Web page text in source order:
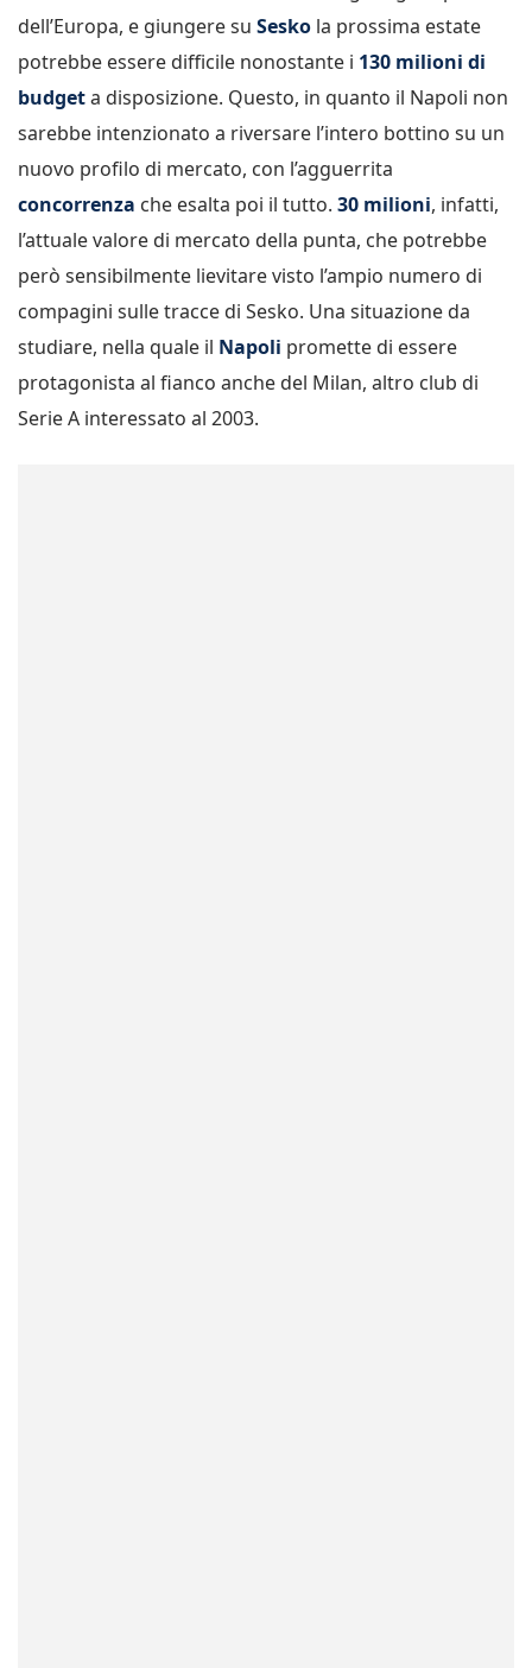
dell’Europa, e giungere su Sesko la prossima estate
potrebbe essere difficile nonostante i 130 milioni di
budgeta disposizione. Questo, in quanto il Napoli non
sarebbe intenzionato a riversare l’intero bottino su un
nuovo profilo di mercato, con l’agguerrita
concorrenza che esalta poi il tutto. 30 milioni, infatti,
l’attuale valore di mercato della punta, che potrebbe
però sensibilmente lievitare visto l’ampio numero di
compagini sulle tracce di Sesko. Una situazione da
studiare, nella quale il Napoli promette di essere
protagonista al fianco anche del Milan, altro club di
Serie A interessato al 2003.